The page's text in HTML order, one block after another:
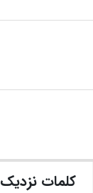
کلمات نزدیک